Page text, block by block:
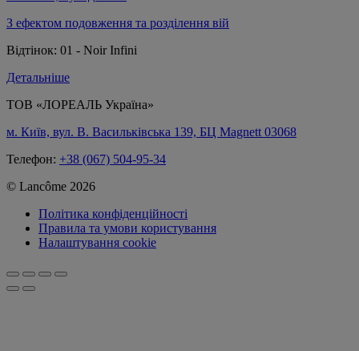
З ефектом подовження та розділення вій
Відтінок: 01 - Noir Infini
Детальніше
ТОВ «ЛОРЕАЛЬ Україна»
м. Київ, вул. В. Васильківська 139, БЦ Magnett 03068
Телефон: +38 (067) 504-95-34
© Lancôme 2026
Політика конфіденційності
Правила та умови користування
Налаштування cookie